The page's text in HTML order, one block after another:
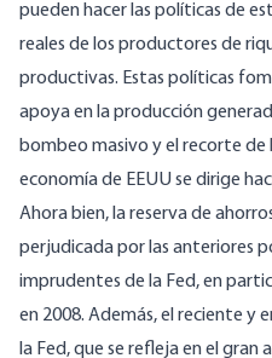
pueden hacer las políticas de
reales de los productores de
productivas. Estas políticas
apoya en la producción
bombeo masivo y el recorte de
economía de EEUU se dirige
Ahora bien, la reserva de
perjudicada por las anteriores
imprudentes de la Fed, en
en 2008. Además, el reciente
la Fed, que se refleja en el